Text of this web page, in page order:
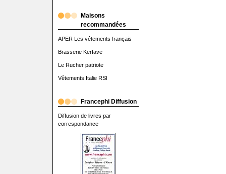
Maisons
recommandées
APER Les vêtements français
Brasserie Kerfave
Le Rucher patriote
Vêtements Italie RSI
Francephi Diffusion
Diffusion de livres par
correspondance